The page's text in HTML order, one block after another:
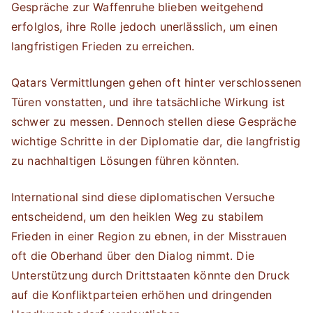
Gespräche zur Waffenruhe blieben weitgehend
erfolglos, ihre Rolle jedoch unerlässlich, um einen
langfristigen Frieden zu erreichen.
Qatars Vermittlungen gehen oft hinter verschlossenen
Türen vonstatten, und ihre tatsächliche Wirkung ist
schwer zu messen. Dennoch stellen diese Gespräche
wichtige Schritte in der Diplomatie dar, die langfristig
zu nachhaltigen Lösungen führen könnten.
International sind diese diplomatischen Versuche
entscheidend, um den heiklen Weg zu stabilem
Frieden in einer Region zu ebnen, in der Misstrauen
oft die Oberhand über den Dialog nimmt. Die
Unterstützung durch Drittstaaten könnte den Druck
auf die Konfliktparteien erhöhen und dringenden